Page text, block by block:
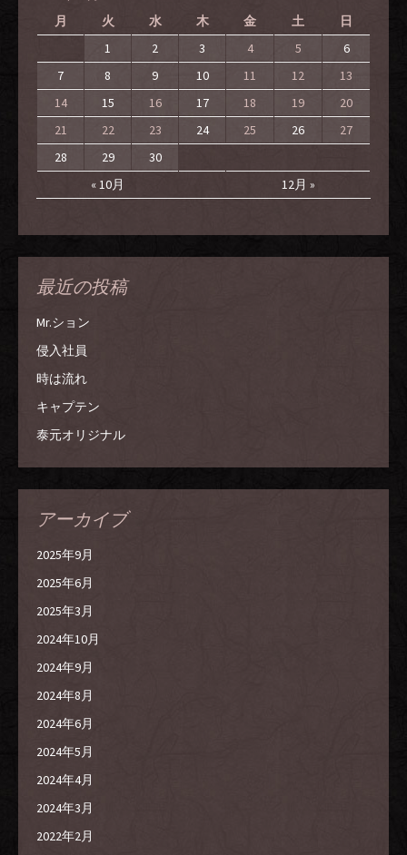
月
火 水 木 金 土 日
« 10月 12月 »
1 2 3 4 5
6
7
8 9 10 11 12
13
14
15 16 17 18 19
20
21
22 23 24 25 26
27
28
29 30
最近の投稿
Mr.ション
侵入社員
時は流れ
キャプテン
泰元オリジナル
アーカイブ
2025年9月
2025年6月
2025年3月
2024年10月
2024年9月
2024年8月
2024年6月
2024年5月
2024年4月
2024年3月
2022年2月